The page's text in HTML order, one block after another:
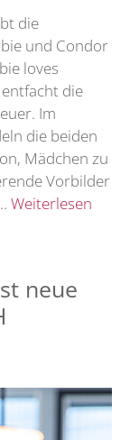
die
und Condor
loves
die
Im
die beiden
Mädchen zu
Vorbilder
Weiterlesen
neue